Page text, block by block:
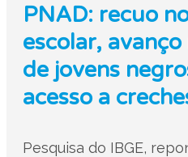
PNAD: recuo
escolar,
de jovens
acesso a
Pesquisa do IBGE,